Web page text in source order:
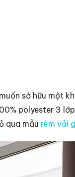
sở hữu một
polyester 3
qua mẫu rèm vải